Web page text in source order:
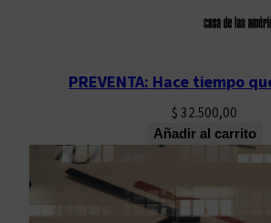
PREVENTA: Hace tiempo
$ 32.500,00
Añadir al carrito